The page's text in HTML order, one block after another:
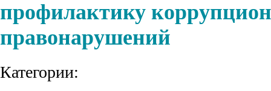
профилактику
правонарушений
Категории: